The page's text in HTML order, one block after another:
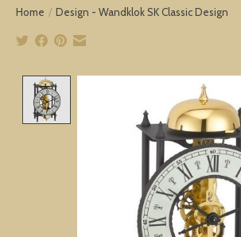
Home / Design - Wandklok SK Classic Design
Product image slideshow Items